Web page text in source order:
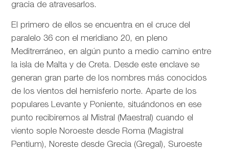
gracia de atravesarlos.
El primero de ellos se encuentra en el cruce del
paralelo 36 con el meridiano 20, en pleno
Meditrerráneo, en algún punto a medio camino entre
la isla de Malta y de Creta. Desde este enclave se
generan gran parte de los nombres más conocidos
de los vientos del hemisferio norte. Aparte de los
populares Levante y Poniente, situándonos en ese
punto recibiremos al Mistral (Maestral) cuando el
viento sople Noroeste desde Roma (Magistral
Pentium), Noreste desde Grecia (Gregal), Suroeste